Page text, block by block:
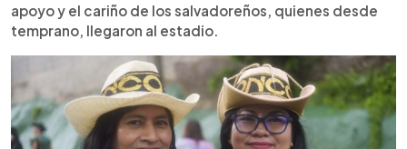
apoyo y el cariño de los salvadoreños, quienes desde
temprano, llegaron al estadio.